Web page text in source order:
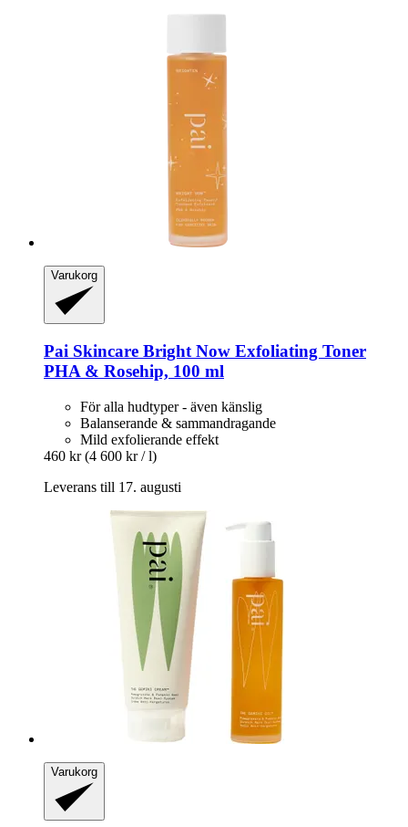
Varukorg
Pai Skincare Bright Now Exfoliating Toner
PHA & Rosehip, 100 ml
För alla hudtyper - även känslig
Balanserande & sammandragande
Mild exfolierande effekt
460 kr (4 600 kr / l)
Leverans till 17. augusti
Varukorg